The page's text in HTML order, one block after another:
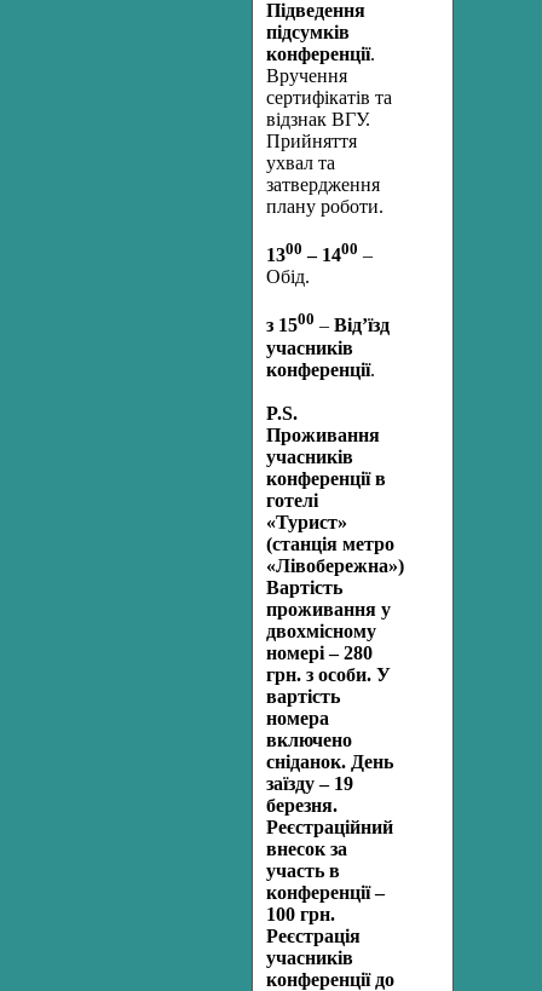
Підведення
підсумків
конференції.
Вручення
сертифікатів та
відзнак ВГУ.
Прийняття
ухвал та
затвердження
плану роботи.
1300 – 1400 –
Обід.
з 1500 – Від’їзд
учасників
конференції.
P.S.
Проживання
учасників
конференції в
готелі
«Турист»
(станція метро
«Лівобережна»).
Вартість
проживання у
двохмісному
номері – 280
грн. з особи. У
вартість
номера
включено
сніданок. День
заїзду – 19
березня.
Реєстраційний
внесок за
участь в
конференції –
100 грн.
Реєстрація
учасників
конференції до